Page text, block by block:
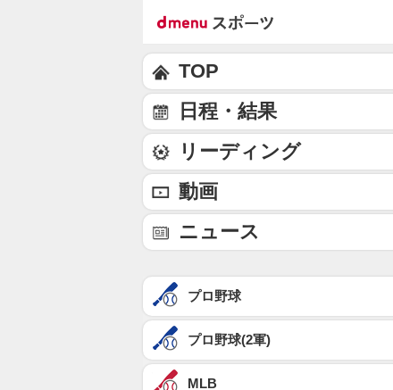
TOP
日程・結果
リーディング
動画
ニュース
プロ野球
プロ野球(2軍)
MLB